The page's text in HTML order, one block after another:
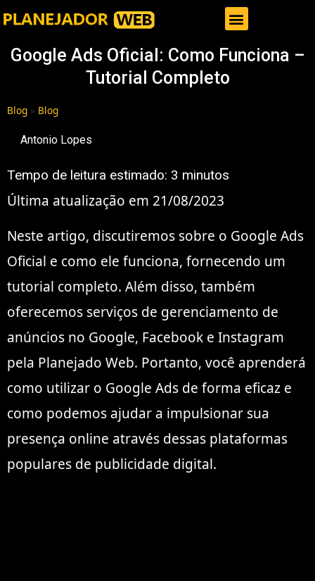
Google Ads Oficial: Como Funciona –
Tutorial Completo
Blog » Blog
Antonio Lopes
Tempo de leitura estimado: 3 minutos
Última atualização em 21/08/2023
Neste artigo, discutiremos sobre o Google Ads
Oficial e como ele funciona, fornecendo um
tutorial completo. Além disso, também
oferecemos serviços de gerenciamento de
anúncios no Google, Facebook e Instagram
pela Planejado Web. Portanto, você aprenderá
como utilizar o Google Ads de forma eficaz e
como podemos ajudar a impulsionar sua
presença online através dessas plataformas
populares de publicidade digital.